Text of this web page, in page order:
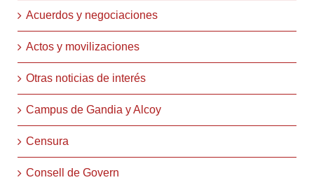
Acuerdos y negociaciones
Actos y movilizaciones
Otras noticias de interés
Campus de Gandia y Alcoy
Censura
Consell de Govern